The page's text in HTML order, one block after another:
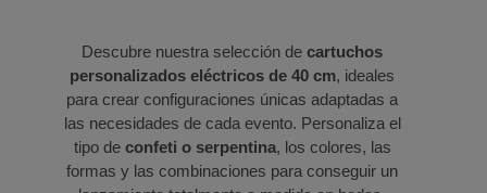
Descubre nuestra selección decartuchos
personalizados eléctricos de 40 cm, ideales
para crear configuraciones únicas adaptadas a
las necesidades de cada evento. Personaliza el
tipo de confeti o serpentina, los colores, las
formas y las combinaciones para conseguir un